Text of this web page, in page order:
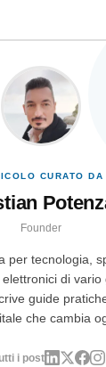
CURATO DA
Founder
per tecnologia,
di vario
guide
che cambia
i post